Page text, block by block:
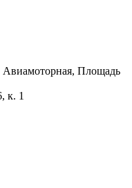
Авиамоторная, Площадь
к. 1